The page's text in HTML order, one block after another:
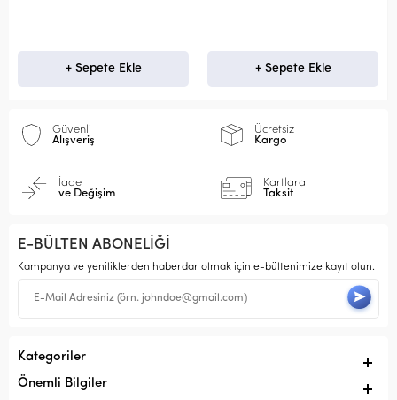
+ Sepete Ekle + Sepete Ekle
Güvenli
Alışveriş
Ücretsiz
Kargo
İade
ve Değişim
Kartlara
Taksit
E-BÜLTEN ABONELİĞİ
Kampanya ve yeniliklerden haberdar olmak için e-bültenimize kayıt olun.
Kategoriler
Önemli Bilgiler